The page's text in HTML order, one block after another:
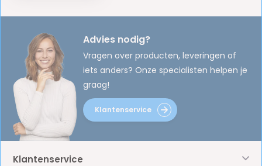
Advies nodig?
Vragen over producten, leveringen of
iets anders? Onze specialisten helpen je
graag!
Klantenservice
Klantenservice